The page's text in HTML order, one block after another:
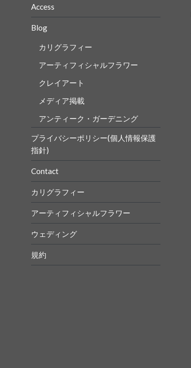
Access
Blog
カリグラフィー
アーティフィシャルフラワー
クレイアート
メディア掲載
アンティーク・ガーデニング
プライバシーポリシー(個人情報保護
指針)
Contact
カリグラフィー
アーティフィシャルフラワー
ウェディング
規約